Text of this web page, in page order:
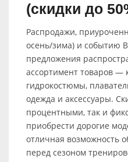
(скидки до
Распродажи,
осень/зима) и событию
предложения
ассортимент товаров —
гидрокостюмы,
одежда и аксессуары.
процентными, так и
приобрести дорогие
отличная возможность
перед сезоном